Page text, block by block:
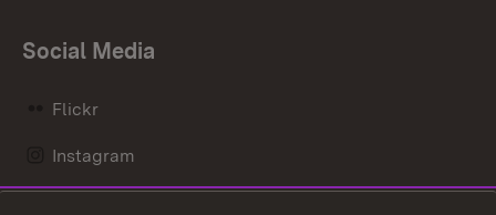
Social Media
Flickr
Instagram